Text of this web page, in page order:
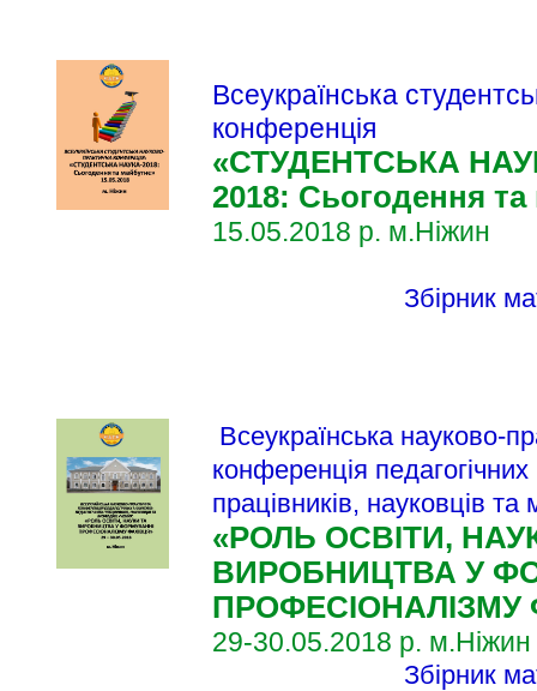
Всеукраїнська
конференція
«СТУДЕНТСЬКА
2018: Сьогодення
15.05.2018 р.​ м.Ніжин
Збірник
Всеукраїнська науково-
конференція педагогічних
працівників, науковців
«РОЛЬ ОСВІТИ,
ВИРОБНИЦТВА У
ПРОФЕСІОНАЛІЗМУ
29-30.05.2018 р.​ м.Ніжин
Збірник